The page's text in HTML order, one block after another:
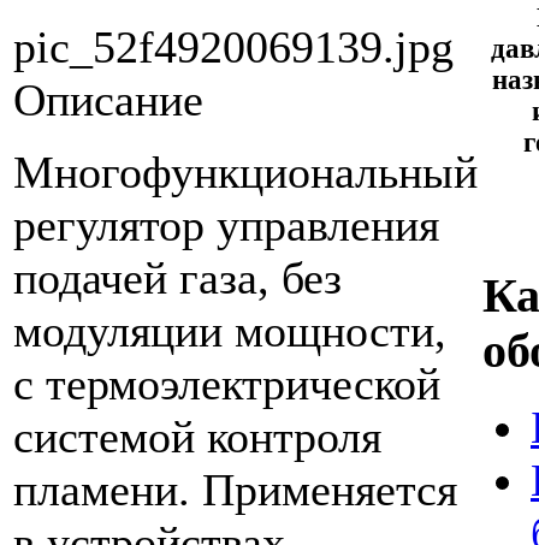
pic_52f4920069139.jpg
Описание
Многофункциональный
регулятор управления
подачей газа, без
модуляции мощности,
с термоэлектрической
системой контроля
пламени. Применяется